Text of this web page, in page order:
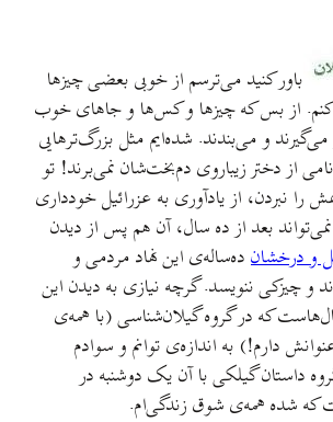
باور کنید می‌ترسم از خوبی بعضی چیزها
از بس که چیزها و کس‌ها و جاهای خوب
و می‌بندند. شده‌ایم مثل بزرگ‌ترهایی
از دختر زیباروی دم‌بخت‌شان نمی‌برند! تو
را نبردن، از یادآوری به عزرائیل خودداری
بعد از ده سال، آن هم پس از دیدن
و درخشان ده‌ساله‌ی این نهاد مردمی و
و چیزکی ننویسد. گرچه نیازی به دیدن این
که در گروه گیلان‌شناسی (با همه‌ی
دارم!) به اندازه‌ی توانم و سوادم
داستان گیلکی با آن یک دوشنبه در
که شده همه‌ی شوق زندگی‌ام.